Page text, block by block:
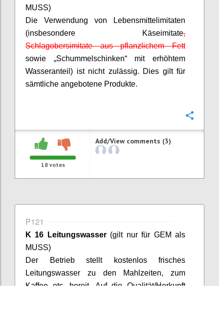
MUSS)
Die Verwendung von Lebensmittelimitaten
(insbesondere Käseimitate,
Schlagobersimitateaus pflanzlichem Fett
sowie „Schummelschinken“ mit erhöhtem
Wasseranteil) ist nicht zulässig. Dies gilt für
sämtliche angebotene Produkte.
18votes
Add/View comments (3)
P121
K 16 Leitungswasser (gilt nur für GEM als
MUSS)
Der Betrieb stellt kostenlos frisches
Leitungswasser zu den Mahlzeiten, zum
Kaffee etc. bereit. Auf die Qualität/Herkunft